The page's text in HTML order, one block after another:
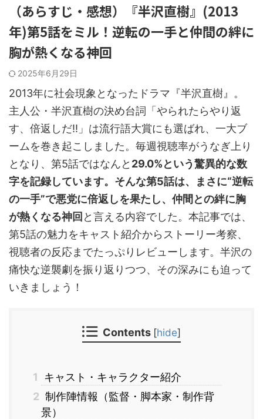
（あらすじ・感想）『半沢直樹』(2013
年)第5話をミル！逆転の一手と仲間の絆に
胸が熱くなる神回
2025年6月29日
2013年に社会現象となったドラマ『半沢直樹』。
主人公・半沢直樹の決め台詞「やられたらやり返
す、倍返しだ!!」は流行語大賞にも選ばれ、一大ブ
ームを巻き起こしました。毎週視聴率がうなぎ上り
となり、第5話ではなんと 29.0%という驚異的な数
字を記録しています。そんな第5話は、まさに“逆転
の一手”で悪党に倍返しを果たし、仲間との絆に胸
が熱くなる神回と言える内容でした。本記事では、
第5話の魅力をキャスト紹介からストーリー考察、
視聴者の反応までたっぷりレビューします。半沢の
痛快な逆襲劇を振り返りつつ、その深みにも迫って
いきましょう！
Contents [hide]
1
キャスト・キャラクター紹介
2 制作陣情報（監督・脚本家・制作背
景）